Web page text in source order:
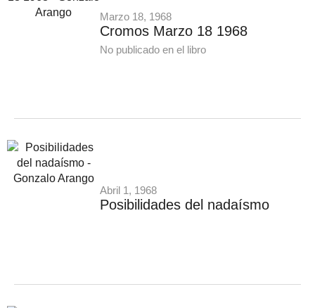
Marzo 18, 1968
Cromos Marzo 18 1968
No publicado en el libro
Abril 1, 1968
Posibilidades del nadaísmo